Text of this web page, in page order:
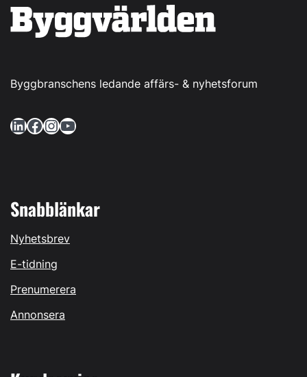
Byggbranschens ledande affärs- & nyhetsforum
LinkedIn Facebook InstagramYouTube
Snabblänkar
Nyhetsbrev
E-tidning
Prenumerera
Annonsera